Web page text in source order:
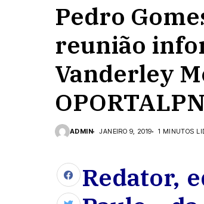
Pedro
reunião
Vanderley
ADMIN JANEIRO 9, 2019 1 MINUTOS
Redator,